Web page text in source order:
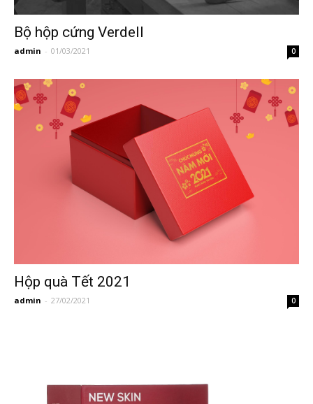
Bộ hộp cứng Verdell
admin - 01/03/2021 0
Hộp quà Tết 2021
admin - 27/02/2021 0